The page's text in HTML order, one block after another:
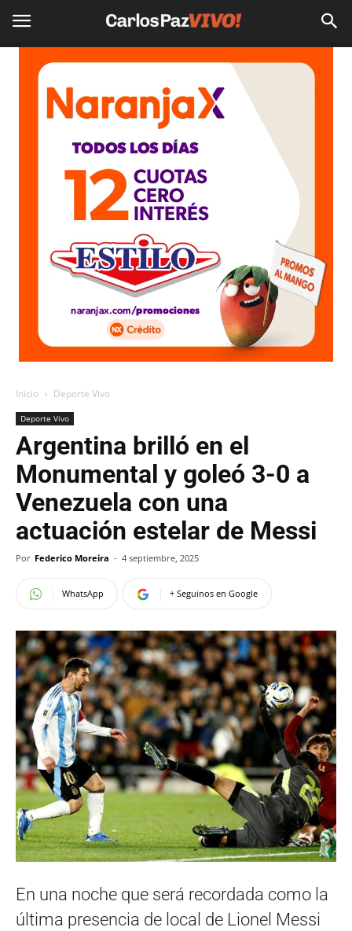
Inicio Deporte Vivo
Deporte Vivo
Argentina brilló en el
Monumental y goleó 3-0 a
Venezuela con una
actuación estelar de Messi
Por Federico Moreira - 4 septiembre, 2025
WhatsApp + Seguinos en Google
En una noche que será recordada como la
última presencia de local de Lionel Messi